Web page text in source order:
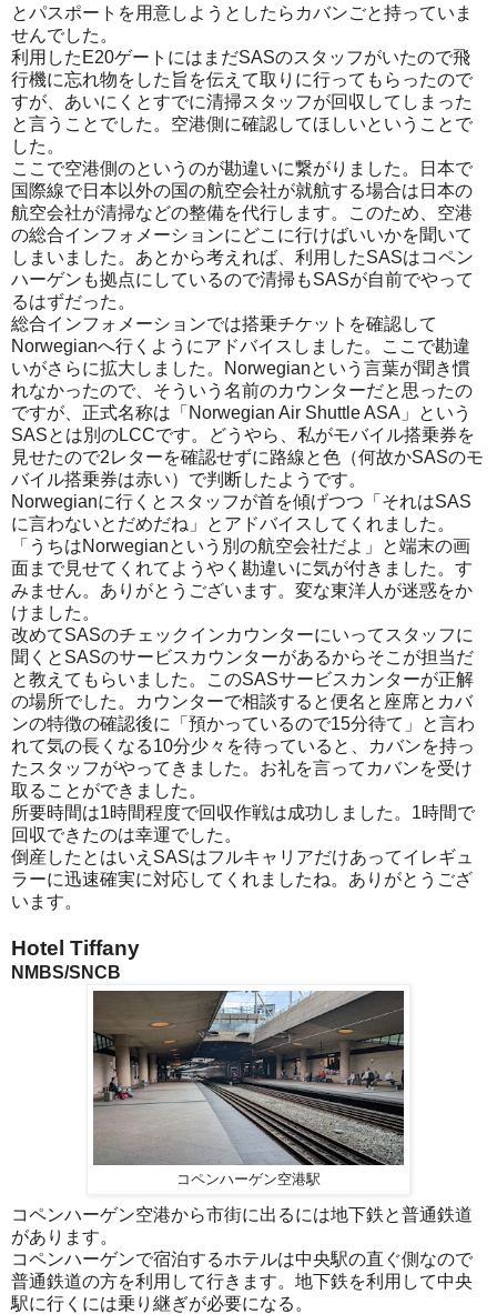
とパスポートを用意しようとしたらカバンごと持っていま
せんでした。
利用したE20ゲートにはまだSASのスタッフがいたので飛
行機に忘れ物をした旨を伝えて取りに行ってもらったので
すが、あいにくとすでに清掃スタッフが回収してしまった
と言うことでした。空港側に確認してほしいということで
した。
ここで空港側のというのが勘違いに繋がりました。日本で
国際線で日本以外の国の航空会社が就航する場合は日本の
航空会社が清掃などの整備を代行します。このため、空港
の総合インフォメーションにどこに行けばいいかを聞いて
しまいました。あとから考えれば、利用したSASはコペン
ハーゲンも拠点にしているので清掃もSASが自前でやって
るはずだった。
総合インフォメーションでは搭乗チケットを確認して
Norwegianへ行くようにアドバイスしました。ここで勘違
いがさらに拡大しました。Norwegianという言葉が聞き慣
れなかったので、そういう名前のカウンターだと思ったの
ですが、正式名称は「Norwegian Air Shuttle ASA」という
SASとは別のLCCです。どうやら、私がモバイル搭乗券を
見せたので2レターを確認せずに路線と色（何故かSASのモ
バイル搭乗券は赤い）で判断したようです。
Norwegianに行くとスタッフが首を傾げつつ「それはSAS
に言わないとだめだね」とアドバイスしてくれました。
「うちはNorwegianという別の航空会社だよ」と端末の画
面まで見せてくれてようやく勘違いに気が付きました。す
みません。ありがとうございます。変な東洋人が迷惑をか
けました。
改めてSASのチェックインカウンターにいってスタッフに
聞くとSASのサービスカウンターがあるからそこが担当だ
と教えてもらいました。このSASサービスカンターが正解
の場所でした。カウンターで相談すると便名と座席とカバ
ンの特徴の確認後に「預かっているので15分待て」と言わ
れて気の長くなる10分少々を待っていると、カバンを持っ
たスタッフがやってきました。お礼を言ってカバンを受け
取ることができました。
所要時間は1時間程度で回収作戦は成功しました。1時間で
回収できたのは幸運でした。
倒産したとはいえSASはフルキャリアだけあってイレギュ
ラーに迅速確実に対応してくれましたね。ありがとうござ
います。
Hotel Tiffany
NMBS/SNCB
コペンハーゲン空港駅
コペンハーゲン空港から市街に出るには地下鉄と普通鉄道
があります。
コペンハーゲンで宿泊するホテルは中央駅の直ぐ側なので
普通鉄道の方を利用して行きます。地下鉄を利用して中央
駅に行くには乗り継ぎが必要になる。